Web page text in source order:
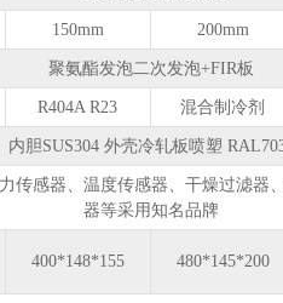
150mm 200mm
聚氨酯发泡二次发泡+FIR板
R404A R23 混合制冷剂
内胆SUS304 外壳冷轧板喷塑
传感器、温度传感器、干燥过滤器
器等采用知名品牌
400*148*155 480*145*200